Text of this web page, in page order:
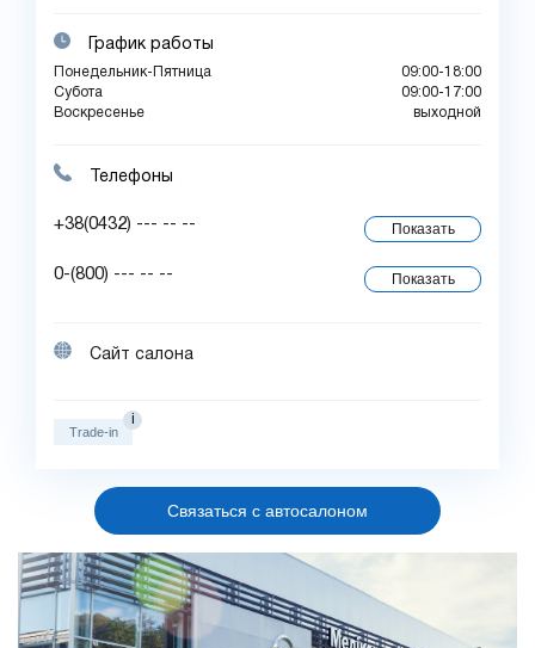
График работы
Понедельник-Пятница
09:00-18:00
Субота
09:00-17:00
Воскресенье
выходной
Телефоны
+38(0432) --- -- -- Показать
0-(800) --- -- -- Показать
Сайт салона
Trade-in
i
Связаться с автосалоном